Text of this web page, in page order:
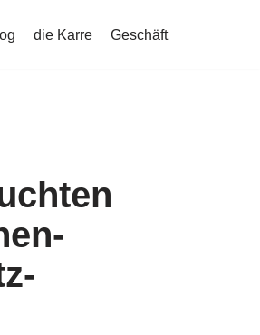
die Karre Geschäft